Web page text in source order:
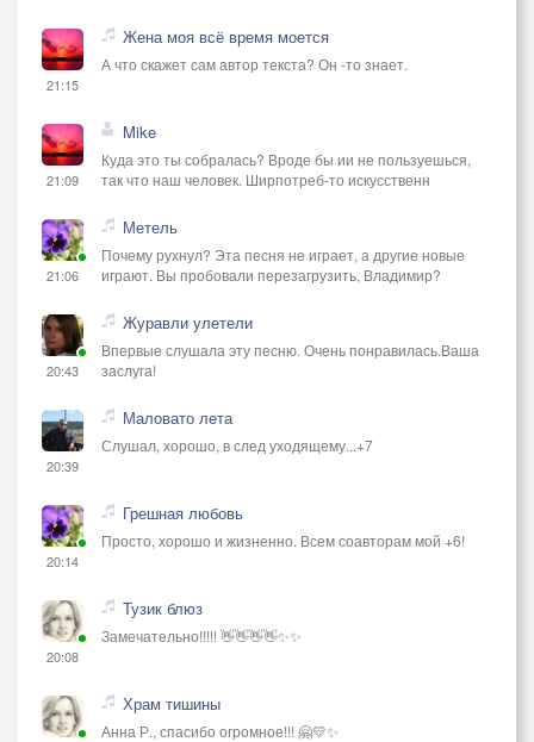
21:15
Жена моя всё время моется
А что скажет сам автор текста? Он -то знает.
21:09
Mike
Куда это ты собралась? Вроде бы ии не пользуешься,
так что наш человек. Ширпотреб-то искусственн
21:06
Метель
Почему рухнул? Эта песня не играет, а другие новые
играют. Вы пробовали перезагрузить, Владимир?
20:43
Журавли улетели
Впервые слушала эту песню. Очень понравилась.Ваша
заслуга!
20:39
Маловато лета
Слушал, хорошо, в след уходящему...+7
20:14
Грешная любовь
Просто, хорошо и жизненно. Всем соавторам мой +6!
20:08
Тузик блюз
Замечательно!!!!! 👋👋👋👋✨✨
Храм тишины
Анна Р., спасибо огромное!!! 🤗💛✨